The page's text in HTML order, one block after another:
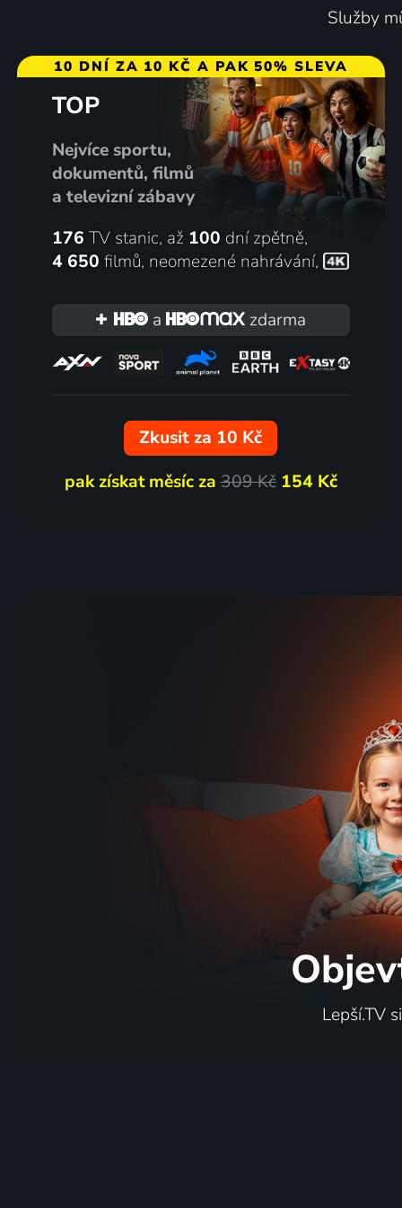
O Malence
1994 | Irsko, USA | Animovaný, Drama, Fantasy, Mysteriózní, Pohádka, Rodinný
Ve stínu
2025 |
Služby
10 DNÍ ZA 10 KČ A PAK 50% SLEVA
TOP
Nejvíce sportu,
dokumentů, filmů
a televizní zábavy
176 TV stanic, až 100 dní zpětně,
4 650 filmů, neomezené nahrávání,
a zdarma
Zkusit za 10 Kč
pak získat měsíc za309 Kč 154 Kč
Lepší.TV